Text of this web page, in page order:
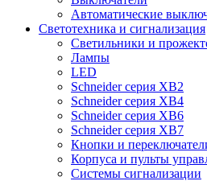
Автоматические
Светотехника и сигнализация
Светильники и
Лампы
LED
Schneider серия XB2
Schneider серия XB4
Schneider серия XB6
Schneider серия XB7
Кнопки и
Корпуса и пульты
Системы сигнализации